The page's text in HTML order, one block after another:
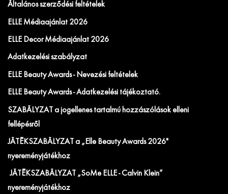
Általános szerződési feltételek
ELLE Médiaajánlat 2026
ELLE Decor Médiaajánlat 2026
Adatkezelési szabályzat
ELLE Beauty Awards - Nevezési feltételek
ELLE Beauty Awards - Adatkezelési tájékoztató.
SZABÁLYZAT a jogellenes tartalmú hozzászólások elleni
fellépésről
JÁTÉKSZABÁLYZAT a „Elle Beauty Awards 2026"
nyereményjátékhoz
JÁTÉKSZABÁLYZAT „SoMe ELLE - Calvin Klein”
nyereményjátékhoz